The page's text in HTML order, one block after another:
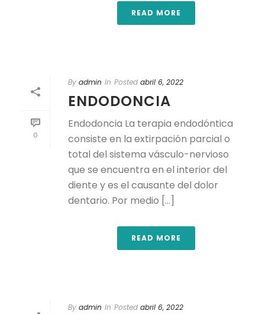
READ MORE
0
By admin In Posted abril 6, 2022
ENDODONCIA
Endodoncia La terapia endodóntica
consiste en la extirpación parcial o
total del sistema vásculo-nervioso
que se encuentra en el interior del
diente y es el causante del dolor
dentario. Por medio [...]
READ MORE
By admin In Posted abril 6, 2022